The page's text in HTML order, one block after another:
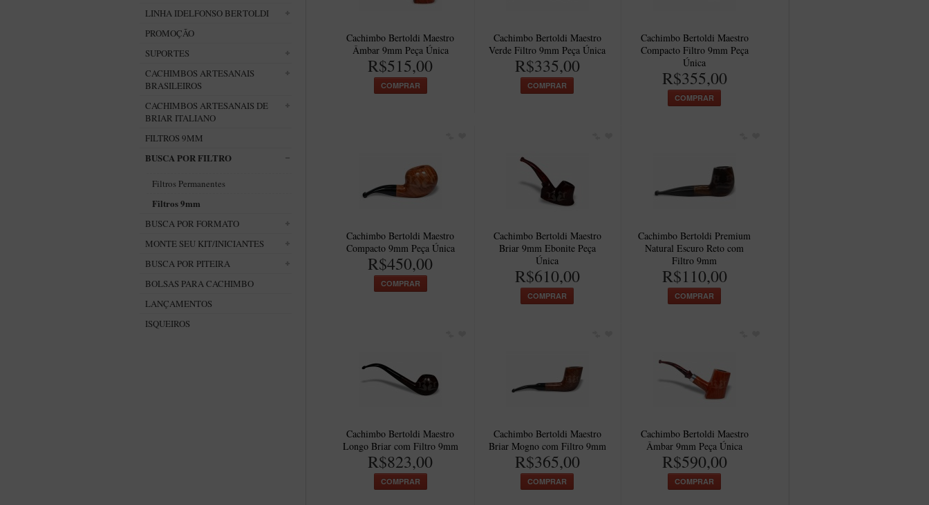
LINHA IDELFONSO BERTOLDI
PROMOÇÃO
SUPORTES
CACHIMBOS ARTESANAIS
BRASILEIROS
CACHIMBOS ARTESANAIS DE
BRIAR ITALIANO
FILTROS 9MM
BUSCA POR FILTRO
Filtros Permanentes
Filtros 9mm
BUSCA POR FORMATO
MONTE SEU KIT/INICIANTES
BUSCA POR PITEIRA
BOLSAS PARA CACHIMBO
LANÇAMENTOS
ISQUEIROS
Cachimbo Bertoldi Maestro
Âmbar 9mm Peça Única
R$515,00
COMPRAR
Cachimbo Bertoldi Maestro
Verde Filtro 9mm Peça Única
R$335,00
COMPRAR
Cachimbo Bertoldi Maestro
Compacto Filtro 9mm Peça
Única
R$355,00
COMPRAR
Cachimbo Bertoldi Maestro
Compacto 9mm Peça Única
R$450,00
COMPRAR
Cachimbo Bertoldi Maestro
Briar 9mm Ebonite Peça
Única
R$610,00
COMPRAR
Cachimbo Bertoldi Premium
Natural Escuro Reto com
Filtro 9mm
R$110,00
COMPRAR
Cachimbo Bertoldi Maestro
Longo Briar com Filtro 9mm
R$823,00
COMPRAR
Cachimbo Bertoldi Maestro
Briar Mogno com Filtro 9mm
R$365,00
COMPRAR
Cachimbo Bertoldi Maestro
Âmbar 9mm Peça Única
R$590,00
COMPRAR